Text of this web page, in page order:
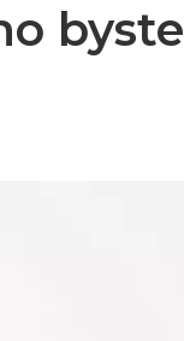
byste